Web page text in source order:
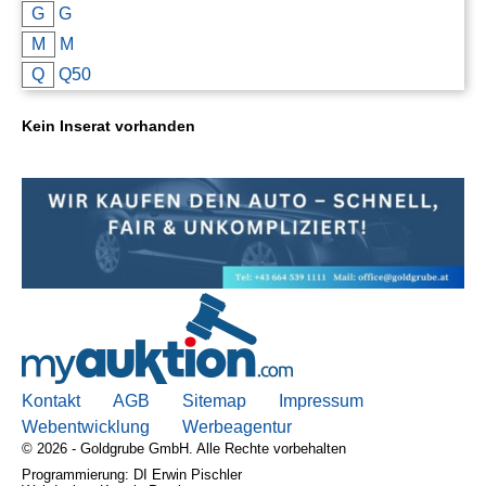
Kontakt
AGB, Nutzungsbedingungen
G
G
M
M
Q
Q50
Kein Inserat vorhanden
Kontakt AGB Sitemap
Impressum
Webentwicklung
Werbeagentur
© 2026 - Goldgrube GmbH. Alle Rechte vorbehalten
Programmierung: DI Erwin Pischler